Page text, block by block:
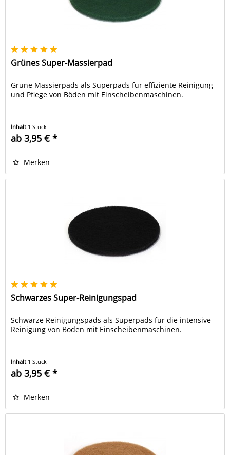
Grünes Super-Massierpad
Grüne Massierpads als Superpads für effiziente Reinigung
und Pflege von Böden mit Einscheibenmaschinen.
Inhalt 1 Stück
ab 3,95 € *
Merken
Schwarzes Super-Reinigungspad
Schwarze Reinigungspads als Superpads für die intensive
Reinigung von Böden mit Einscheibenmaschinen.
Inhalt 1 Stück
ab 3,95 € *
Merken